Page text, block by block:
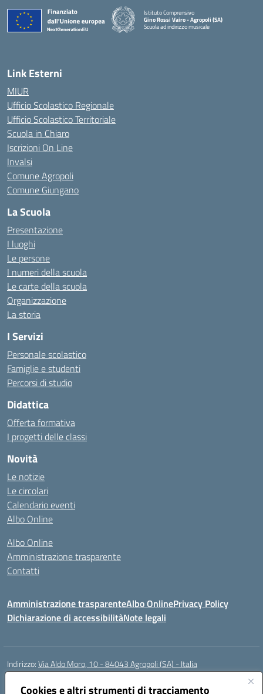
Cookies e altri strumenti di tracciamento
Istituto Comprensivo
Gino Rossi Vairo - Agropoli (SA)
Scuola ad indirizzo musicale
Link Esterni
MIUR
Ufficio Scolastico Regionale
Ufficio Scolastico Territoriale
Scuola in Chiaro
Iscrizioni On Line
Invalsi
Comune Agropoli
Comune Giungano
La Scuola
Presentazione
I luoghi
Le persone
I numeri della scuola
Le carte della scuola
Organizzazione
La storia
I Servizi
Personale scolastico
Famiglie e studenti
Percorsi di studio
Didattica
Offerta formativa
I progetti delle classi
Novità
Le notizie
Le circolari
Calendario eventi
Albo Online
Albo Online
Amministrazione trasparente
Contatti
Amministrazione trasparenteAlbo OnlinePrivacy Policy
Dichiarazione di accessibilitàNote legali
Indirizzo:Via Aldo Moro, 10 - 84043 Agropoli (SA) - Italia
Centralino:
Posta elettronica certificata (PEC):saic8at00d@pec.istruzione.it